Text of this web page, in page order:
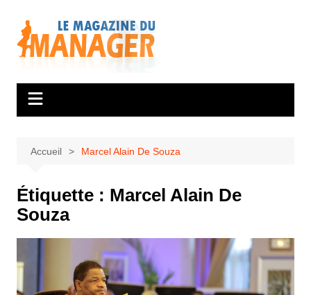
contenu
Accueil Marcel Alain De Souza
Étiquette : Marcel Alain De
Souza